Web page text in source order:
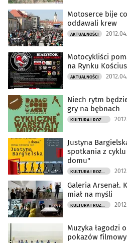
Motoserce bije
oddawali krew
AKTUALNOŚCI
Motocykliści
na Rynku
AKTUALNOŚCI
Niech rytm
gry na bębnach
KULTURA I ROZRYWKA
Justyna Bargielska gościem
spotkania z
domu"
KULTURA I ROZRYWKA
Galeria Arsenał.
miał na myśli
KULTURA I ROZRYWKA
Muzyka łagodzi
pokazów